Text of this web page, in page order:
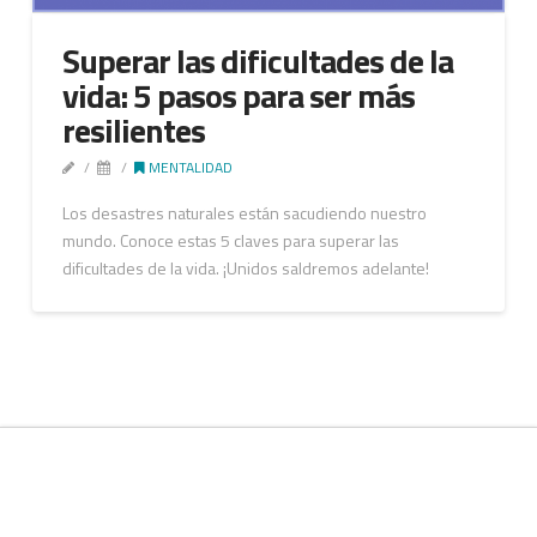
Superar las dificultades de la
vida: 5 pasos para ser más
resilientes
MENTALIDAD
Los desastres naturales están sacudiendo nuestro
mundo. Conoce estas 5 claves para superar las
dificultades de la vida. ¡Unidos saldremos adelante!